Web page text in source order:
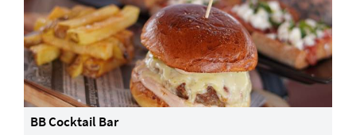
BB Cocktail Bar